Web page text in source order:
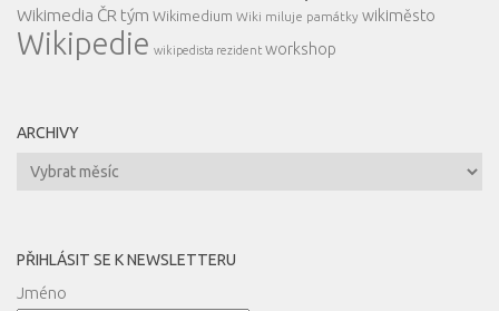
Wikimedia ČR tým Wikimedium Wiki miluje památky wikiměsto
Wikipedie wikipedista rezident workshop
ARCHIVY
Archivy
PŘIHLÁSIT SE K NEWSLETTERU
Jméno